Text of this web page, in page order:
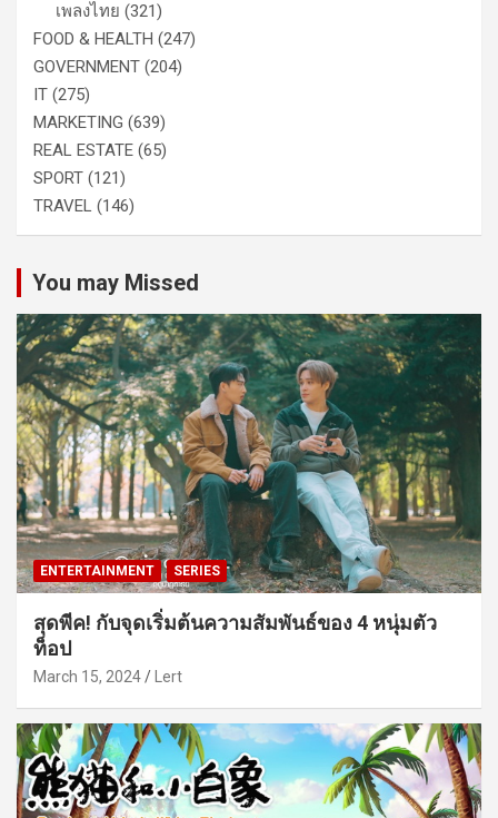
เพลงไทย (321)
FOOD & HEALTH (247)
GOVERNMENT (204)
IT (275)
MARKETING (639)
REAL ESTATE (65)
SPORT (121)
TRAVEL (146)
You may Missed
ENTERTAINMENT SERIES
สุดพีค! กับจุดเริ่มต้นความสัมพันธ์ของ 4 หนุ่มตัว
ท็อป
March 15, 2024 Lert